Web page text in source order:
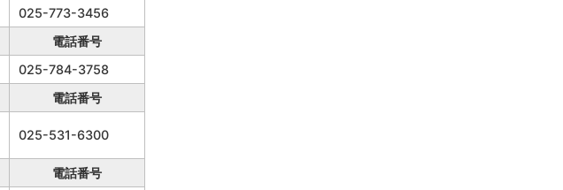
025-773-3456
電話番号
025-784-3758
電話番号
025-531-6300
電話番号